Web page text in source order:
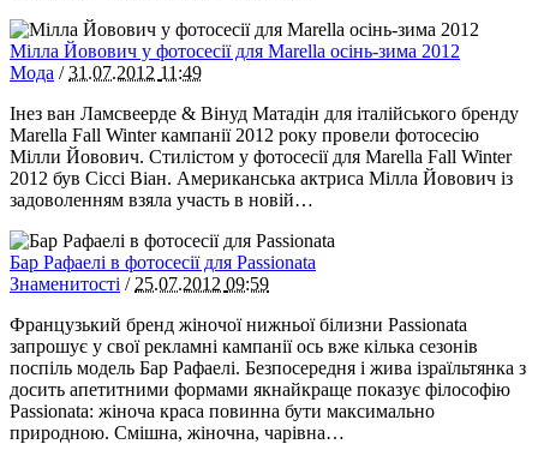
Мілла Йовович у фотосесії для Marella осінь-зима 2012
Мода /31.07.2012 11:49
Інез ван Ламсвеерде & Вінуд Матадін для італійського бренду
Marella Fall Winter кампанії 2012 року провели фотосесію
Мілли Йовович. Стилістом у фотосесії для Marella Fall Winter
2012 був Сіссі Віан. Американська актриса Мілла Йовович із
задоволенням взяла участь в новій…
Бар Рафаелі в фотосесії для Passionata
Знаменитості / 25.07.2012 09:59
Французький бренд жіночої нижньої білизни Passionata
запрошує у свої рекламні кампанії ось вже кілька сезонів
поспіль модель Бар Рафаелі. Безпосередня і жива ізраїльтянка з
досить апетитними формами якнайкраще показує філософію
Passionata: жіноча краса повинна бути максимально
природною. Смішна, жіночна, чарівна…